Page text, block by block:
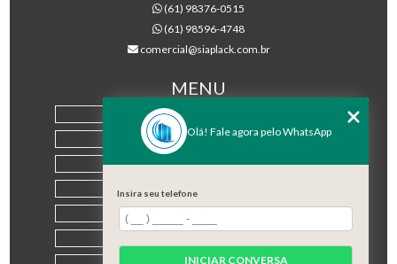
(61) 98376-0515
(61) 98596-4748
comercial@siaplack.com.br
MENU
EMPRESA
PRODUTOS
Olá! Fale agora pelo WhatsApp
Insira seu telefone
INICIAR CONVERSA